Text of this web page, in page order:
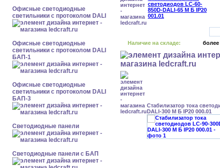
Офисные светодиодные
светильники с протоколом DALI
Офисные светодиодные
светильники с протоколом DALI
БАП-1
Офисные светодиодные
светильники с протоколом DALI
БАП-3
Cветодиодные панели
Cветодиодные панели с БАП
Наличие на складе: более
Стабилизатор тока
DALI-300 М Б IP20 000.01